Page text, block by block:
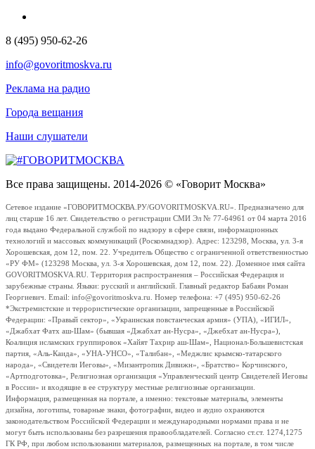
8 (495) 950-62-26
info@govoritmoskva.ru
Реклама на радио
Города вещания
Наши слушатели
Все права защищены. 2014-2026 © «Говорит Москва»
Сетевое издание «ГОВОРИТМОСКВА.РУ/GOVORITMOSKVA.RU». Предназначено для
лиц старше 16 лет. Свидетельство о регистрации СМИ Эл № 77-64961 от 04 марта 2016
года выдано Федеральной службой по надзору в сфере связи, информационных
технологий и массовых коммуникаций (Роскомнадзор). Адрес: 123298, Москва, ул. 3-я
Хорошевская, дом 12, пом. 22. Учредитель Общество с ограниченной ответственностью
«РУ ФМ» (123298 Москва, ул. 3-я Хорошевская, дом 12, пом. 22). Доменное имя сайта
GOVORITMOSKVA.RU. Территория распространения – Российская Федерация и
зарубежные страны. Языки: русский и английский. Главный редактор Бабаян Роман
Георгиевич. Email: info@govoritmoskva.ru. Номер телефона: +7 (495) 950-62-26
*Экстремистские и террористические организации, запрещенные в Российской
Федерации: «Правый сектор», «Украинская повстанческая армия» (УПА), «ИГИЛ»,
«Джабхат Фатх аш-Шам» (бывшая «Джабхат ан-Нусра», «Джебхат ан-Нусра»),
Коалиция исламских группировок «Хайят Тахрир аш-Шам», Национал-Большевистская
партия, «Аль-Каида», «УНА-УНСО», «Талибан», «Меджлис крымско-татарского
народа», «Свидетели Иеговы», «Мизантропик Дивижн», «Братство» Корчинского,
«Артподготовка», Религиозная организация «Управленческий центр Свидетелей Иеговы
в России» и входящие в ее структуру местные религиозные организации.
Информация, размещенная на портале, а именно: текстовые материалы, элементы
дизайна, логотипы, товарные знаки, фотографии, видео и аудио охраняются
законодательством Российской Федерации и международными нормами права и не
могут быть использованы без разрешения правообладателей. Согласно ст.ст. 1274,1275
ГК РФ, при любом использовании материалов, размещенных на портале, в том числе